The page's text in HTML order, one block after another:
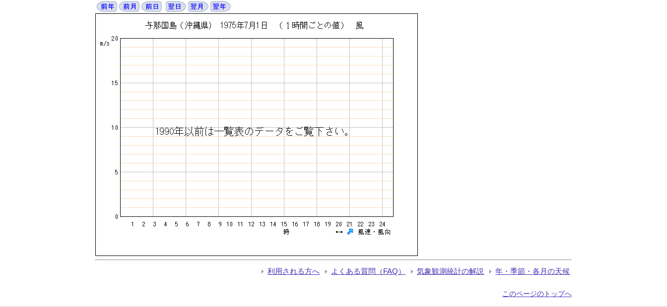
利用される方へ よくある質問（FAQ） 気象観測統計の解説 年・季節・各月の天候
このページのトップへ